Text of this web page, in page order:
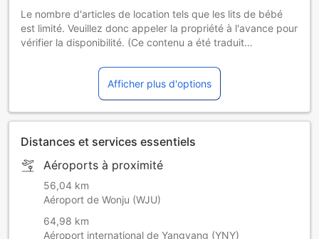
Le nombre d'articles de location tels que les lits de bébé
est limité. Veuillez donc appeler la propriété à l'avance pour
vérifier la disponibilité. (Ce contenu a été traduit
Tout dommage ou responsabilité causé par l'installation
d'articles de fête dans la salle peut être réclamé. (Ce
contenu a été traduit automatiquement)
Le planning du programme bien-être sera mis à jour une
contacte l'établissement pour plus d'informations sur le
La réservation à l'avance est obligatoire pour les massages.
Merci de contacter l'établissement avec les coordonnées
fournies dans votre e-mail de confirmation de réservation
Il est conseillé aux hôtes d’avoir une voiture comme moyen
Afficher plus d'options
Distances et services essentiels
Aéroports à proximité
56,04 km
Aéroport de Wonju (WJU)
64,98 km
Aéroport international de Yangyang (YNY)